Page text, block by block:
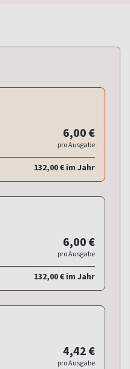
6,00 €
pro Ausgabe
132,00 € im Jahr
6,00 €
pro Ausgabe
132,00 € im Jahr
4,42 €
pro Ausgabe